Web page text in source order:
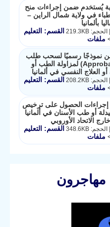
يُستخدم ضمن إجراءات منح
في ولاية شمال الراين –
بألمانيا
القسم: التعليم
ملفات
نموذجًا رسميًا لسحب طلب
الترخيص المهني (Approbation) لمزاولة الطب أو
العلاج النفسي في ألمانيا
القسم: التعليم
ملفات
إجراءات الحصول على ترخيص
أو طب الأسنان في ألمانيا
الاتحاد الأوروبي
القسم: التعليم
ملفات